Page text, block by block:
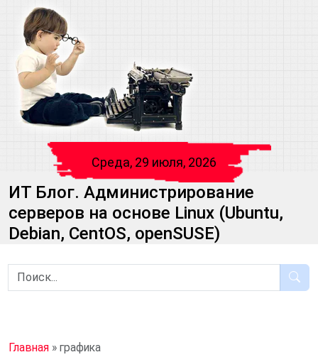
Среда, 29 июля, 2026
ИТ Блог. Администрирование
серверов на основе Linux (Ubuntu,
Debian, CentOS, openSUSE)
Главная » графика